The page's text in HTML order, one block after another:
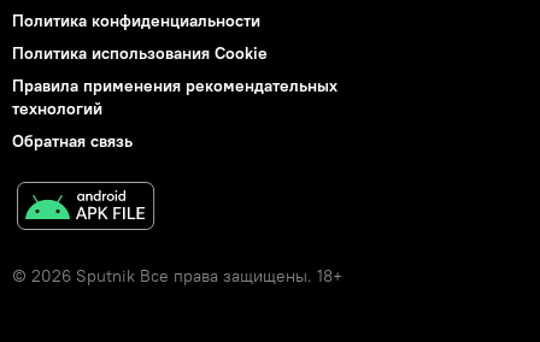
Политика конфиденциальности
Политика использования Cookie
Правила применения рекомендательных
технологий
Обратная связь
© 2026 Sputnik Все права защищены. 18+